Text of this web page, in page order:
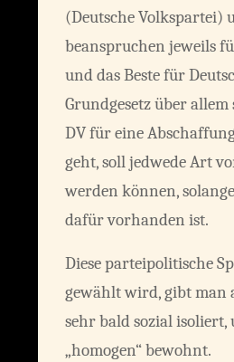
(Deutsche Volkspartei)
beanspruchen jeweils
und das Beste für
Grundgesetz über
DV für eine
geht, soll jedwede Art
werden können,
dafür vorhanden ist.
Diese parteipolitische
gewählt wird, gibt man
sehr bald sozial
„homogen“ bewohnt.